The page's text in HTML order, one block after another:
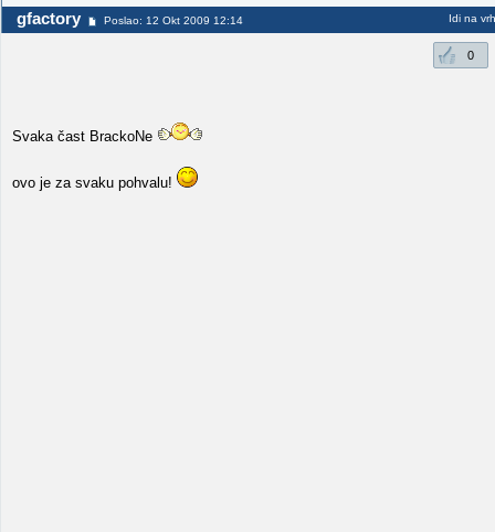
gfactory Poslao: 12 Okt 2009 12:14 Idi na vrh
0
Svaka čast BrackoNe
ovo je za svaku pohvalu!